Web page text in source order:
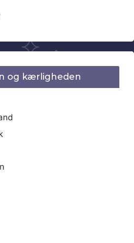
og kærligheden